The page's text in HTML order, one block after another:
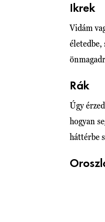
Ikrek
Vidám
életedbe,
Rák
Úgy
hogyan
háttérbe